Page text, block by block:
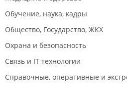
Обучение, наука, кадры
Общество, Государство, ЖКХ
Охрана и безопасность
Связь и IT технологии
Справочные, оперативные и